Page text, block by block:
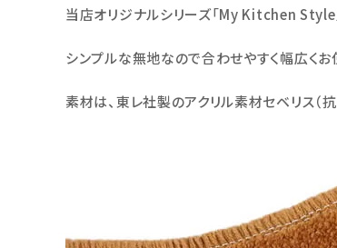
当店オリジナルシリーズ「My Kitchen Style
シンプルな無地なので合わせやすく幅広くお
素材は、東レ社製のアクリル素材セベリス（